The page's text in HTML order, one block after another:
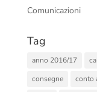
Comunicazioni
Tag
anno 2016/17
consegne
conto